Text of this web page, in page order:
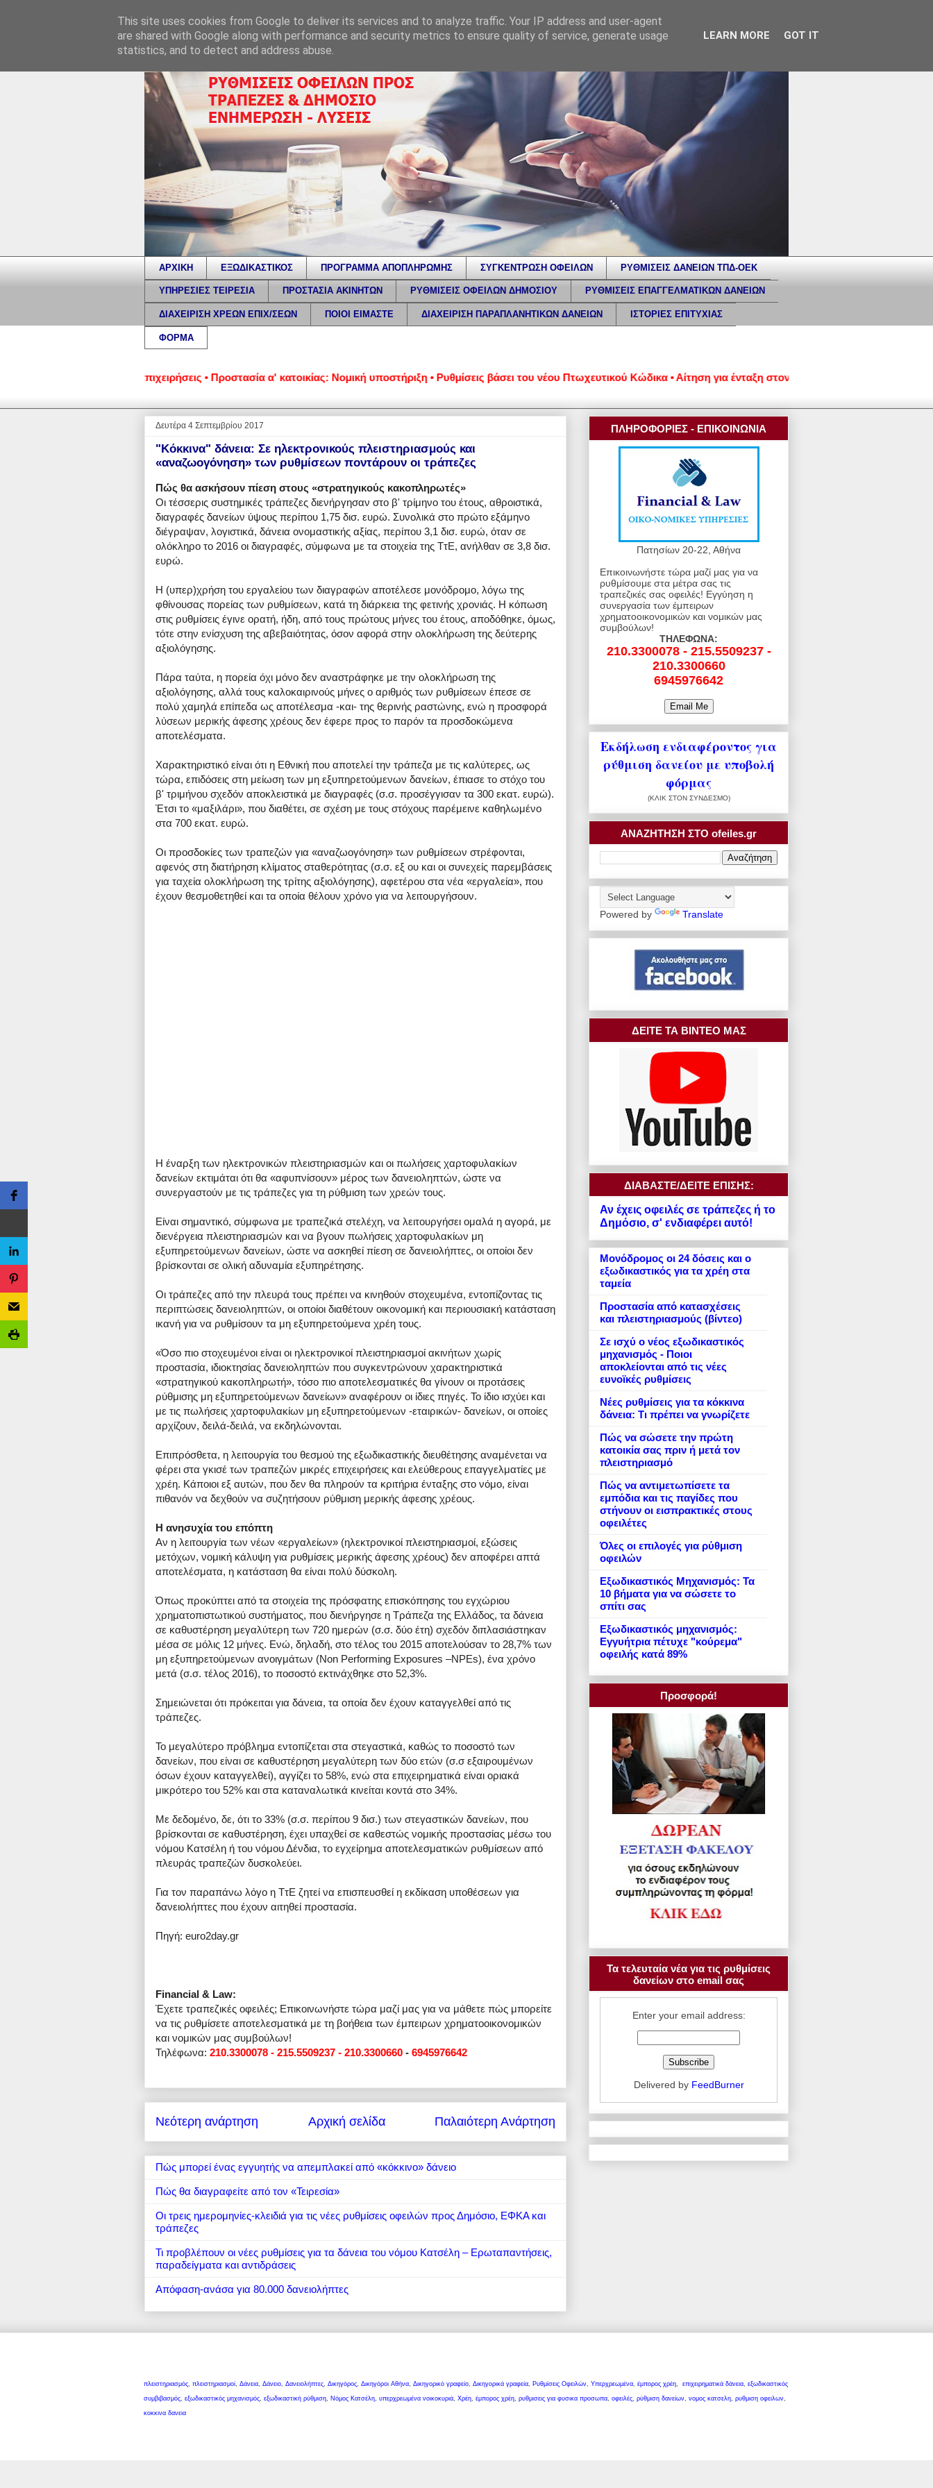
ΑΡΧΙΚΗ ΕΞΩΔΙΚΑΣΤΙΚΟΣ ΠΡΟΓΡΑΜΜΑ ΑΠΟΠΛΗΡΩΜΗΣ ΣΥΓΚΕΝΤΡΩΣΗ ΟΦΕΙΛΩΝ ΡΥΘΜΙΣΕΙΣ ΔΑΝΕΙΩΝ ΤΠΔ-ΟΕΚ
ΥΠΗΡΕΣΙΕΣ ΤΕΙΡΕΣΙΑ ΠΡΟΣΤΑΣΙΑ ΑΚΙΝΗΤΩΝ ΡΥΘΜΙΣΕΙΣ ΟΦΕΙΛΩΝ ΔΗΜΟΣΙΟΥ ΡΥΘΜΙΣΕΙΣ ΕΠΑΓΓΕΛΜΑΤΙΚΩΝ ΔΑΝΕΙΩΝ
ΔΙΑΧΕΙΡΙΣΗ ΧΡΕΩΝ ΕΠΙΧ/ΣΕΩΝ ΠΟΙΟΙ ΕΙΜΑΣΤΕ ΔΙΑΧΕΙΡΙΣΗ ΠΑΡΑΠΛΑΝΗΤΙΚΩΝ ΔΑΝΕΙΩΝ ΙΣΤΟΡΙΕΣ ΕΠΙΤΥΧΙΑΣ
ΦΟΡΜΑ
νοικοκυριά και επιχειρήσεις • Προστασία α' κατοικίας: Νομική υποστήριξη • Ρυθμίσεις βάσει του νέου Πτωχευτικού Κώδικα • Αίτηση για ένταξη στον νέο εξωδικαστικό μηχανισμό
Δευτέρα 4 Σεπτεμβρίου 2017
"Κόκκινα" δάνεια: Σε ηλεκτρονικούς πλειστηριασμούς και
«αναζωογόνηση» των ρυθμίσεων ποντάρουν οι τράπεζες
Πώς θα ασκήσουν πίεση στους «στρατηγικούς κακοπληρωτές»
Οι τέσσερις συστημικές τράπεζες διενήργησαν στο β' τρίμηνο του έτους, αθροιστικά,
διαγραφές δανείων ύψους περίπου 1,75 δισ. ευρώ. Συνολικά στο πρώτο εξάμηνο
διέγραψαν, λογιστικά, δάνεια ονομαστικής αξίας, περίπου 3,1 δισ. ευρώ, όταν σε
ολόκληρο το 2016 οι διαγραφές, σύμφωνα με τα στοιχεία της ΤτΕ, ανήλθαν σε 3,8 δισ.
ευρώ.
Η (υπερ)χρήση του εργαλείου των διαγραφών αποτέλεσε μονόδρομο, λόγω της
φθίνουσας πορείας των ρυθμίσεων, κατά τη διάρκεια της φετινής χρονιάς. Η κόπωση
στις ρυθμίσεις έγινε ορατή, ήδη, από τους πρώτους μήνες του έτους, αποδόθηκε, όμως,
τότε στην ενίσχυση της αβεβαιότητας, όσον αφορά στην ολοκλήρωση της δεύτερης
αξιολόγησης.
Πάρα ταύτα, η πορεία όχι μόνο δεν αναστράφηκε με την ολοκλήρωση της
αξιολόγησης, αλλά τους καλοκαιρινούς μήνες ο αριθμός των ρυθμίσεων έπεσε σε
πολύ χαμηλά επίπεδα ως αποτέλεσμα -και- της θερινής ραστώνης, ενώ η προσφορά
λύσεων μερικής άφεσης χρέους δεν έφερε προς το παρόν τα προσδοκώμενα
αποτελέσματα.
Χαρακτηριστικό είναι ότι η Εθνική που αποτελεί την τράπεζα με τις καλύτερες, ως
τώρα, επιδόσεις στη μείωση των μη εξυπηρετούμενων δανείων, έπιασε το στόχο του
β' τριμήνου σχεδόν αποκλειστικά με διαγραφές (σ.σ. προσέγγισαν τα 300 εκατ. ευρώ).
Έτσι το «μαξιλάρι», που διαθέτει, σε σχέση με τους στόχους παρέμεινε καθηλωμένο
στα 700 εκατ. ευρώ.
Οι προσδοκίες των τραπεζών για «αναζωογόνηση» των ρυθμίσεων στρέφονται,
αφενός στη διατήρηση κλίματος σταθερότητας (σ.σ. εξ ου και οι συνεχείς παρεμβάσεις
για ταχεία ολοκλήρωση της τρίτης αξιολόγησης), αφετέρου στα νέα «εργαλεία», που
έχουν θεσμοθετηθεί και τα οποία θέλουν χρόνο για να λειτουργήσουν.
Η έναρξη των ηλεκτρονικών πλειστηριασμών και οι πωλήσεις χαρτοφυλακίων
δανείων εκτιμάται ότι θα «αφυπνίσουν» μέρος των δανειοληπτών, ώστε να
συνεργαστούν με τις τράπεζες για τη ρύθμιση των χρεών τους.
Είναι σημαντικό, σύμφωνα με τραπεζικά στελέχη, να λειτουργήσει ομαλά η αγορά, με
διενέργεια πλειστηριασμών και να βγουν πωλήσεις χαρτοφυλακίων μη
εξυπηρετούμενων δανείων, ώστε να ασκηθεί πίεση σε δανειολήπτες, οι οποίοι δεν
βρίσκονται σε ολική αδυναμία εξυπηρέτησης.
Οι τράπεζες από την πλευρά τους πρέπει να κινηθούν στοχευμένα, εντοπίζοντας τις
περιπτώσεις δανειοληπτών, οι οποίοι διαθέτουν οικονομική και περιουσιακή κατάσταση
ικανή για να ρυθμίσουν τα μη εξυπηρετούμενα χρέη τους.
«Όσο πιο στοχευμένοι είναι οι ηλεκτρονικοί πλειστηριασμοί ακινήτων χωρίς
προστασία, ιδιοκτησίας δανειοληπτών που συγκεντρώνουν χαρακτηριστικά
«στρατηγικού κακοπληρωτή», τόσο πιο αποτελεσματικές θα γίνουν οι προτάσεις
ρύθμισης μη εξυπηρετούμενων δανείων» αναφέρουν οι ίδιες πηγές. Το ίδιο ισχύει και
με τις πωλήσεις χαρτοφυλακίων μη εξυπηρετούμενων -εταιρικών- δανείων, οι οποίες
αρχίζουν, δειλά-δειλά, να εκδηλώνονται.
Επιπρόσθετα, η λειτουργία του θεσμού της εξωδικαστικής διευθέτησης αναμένεται να
φέρει στα γκισέ των τραπεζών μικρές επιχειρήσεις και ελεύθερους επαγγελματίες με
χρέη. Κάποιοι εξ αυτών, που δεν θα πληρούν τα κριτήρια ένταξης στο νόμο, είναι
πιθανόν να δεχθούν να συζητήσουν ρύθμιση μερικής άφεσης χρέους.
Η ανησυχία του επόπτη
Αν η λειτουργία των νέων «εργαλείων» (ηλεκτρονικοί πλειστηριασμοί, εξώσεις
μετόχων, νομική κάλυψη για ρυθμίσεις μερικής άφεσης χρέους) δεν αποφέρει απτά
αποτελέσματα, η κατάσταση θα είναι πολύ δύσκολη.
Όπως προκύπτει από τα στοιχεία της πρόσφατης επισκόπησης του εγχώριου
χρηματοπιστωτικού συστήματος, που διενήργησε η Τράπεζα της Ελλάδος, τα δάνεια
σε καθυστέρηση μεγαλύτερη των 720 ημερών (σ.σ. δύο έτη) σχεδόν διπλασιάστηκαν
μέσα σε μόλις 12 μήνες. Ενώ, δηλαδή, στο τέλος του 2015 αποτελούσαν το 28,7% των
μη εξυπηρετούμενων ανοιγμάτων (Non Performing Exposures –NPEs), ένα χρόνο
μετά (σ.σ. τέλος 2016), το ποσοστό εκτινάχθηκε στο 52,3%.
Σημειώνεται ότι πρόκειται για δάνεια, τα οποία δεν έχουν καταγγελθεί από τις
τράπεζες.
Το μεγαλύτερο πρόβλημα εντοπίζεται στα στεγαστικά, καθώς το ποσοστό των
δανείων, που είναι σε καθυστέρηση μεγαλύτερη των δύο ετών (σ.σ εξαιρουμένων
όσων έχουν καταγγελθεί), αγγίζει το 58%, ενώ στα επιχειρηματικά είναι οριακά
μικρότερο του 52% και στα καταναλωτικά κινείται κοντά στο 34%.
Με δεδομένο, δε, ότι το 33% (σ.σ. περίπου 9 δισ.) των στεγαστικών δανείων, που
βρίσκονται σε καθυστέρηση, έχει υπαχθεί σε καθεστώς νομικής προστασίας μέσω του
νόμου Κατσέλη ή του νόμου Δένδια, το εγχείρημα αποτελεσματικών ρυθμίσεων από
πλευράς τραπεζών δυσκολεύει.
Για τον παραπάνω λόγο η ΤτΕ ζητεί να επισπευσθεί η εκδίκαση υποθέσεων για
δανειολήπτες που έχουν αιτηθεί προστασία.
Πηγή: euro2day.gr
Financial & Law:
Έχετε τραπεζικές οφειλές; Επικοινωνήστε τώρα μαζί μας για να μάθετε πώς μπορείτε
να τις ρυθμίσετε αποτελεσματικά με τη βοήθεια των έμπειρων χρηματοοικονομικών
και νομικών μας συμβούλων!
Τηλέφωνα: 210.3300078 - 215.5509237 - 210.3300660 - 6945976642
Νεότερη ανάρτηση Παλαιότερη Ανάρτηση
Αρχική σελίδα
Πώς μπορεί ένας εγγυητής να απεμπλακεί από «κόκκινο» δάνειο
Πώς θα διαγραφείτε από τον «Τειρεσία»
Οι τρεις ημερομηνίες-κλειδιά για τις νέες ρυθμίσεις οφειλών προς Δημόσιο, ΕΦΚΑ και
τράπεζες
Τι προβλέπουν οι νέες ρυθμίσεις για τα δάνεια του νόμου Κατσέλη – Ερωταπαντήσεις,
παραδείγματα και αντιδράσεις
Απόφαση-ανάσα για 80.000 δανειολήπτες
ΠΛΗΡΟΦΟΡΙΕΣ - ΕΠΙΚΟΙΝΩΝΙΑ
Πατησίων 20-22, Αθήνα
Επικοινωνήστε τώρα μαζί μας για να
ρυθμίσουμε στα μέτρα σας τις
τραπεζικές σας οφειλές! Εγγύηση η
συνεργασία των έμπειρων
χρηματοοικονομικών και νομικών μας
συμβούλων!
ΤΗΛΕΦΩΝΑ:
210.3300078 - 215.5509237 -
210.3300660
6945976642
Εκδήλωση ενδιαφέροντος για
ρύθμιση δανείου με υποβολή
φόρμας
(ΚΛΙΚ ΣΤΟΝ ΣΥΝΔΕΣΜΟ)
ΑΝΑΖΗΤΗΣΗ ΣΤΟ ofeiles.gr
Powered by Translate
ΔΕΙΤΕ ΤΑ ΒΙΝΤΕΟ ΜΑΣ
ΔΙΑΒΑΣΤΕ/ΔΕΙΤΕ ΕΠΙΣΗΣ:
Αν έχεις οφειλές σε τράπεζες ή το
Δημόσιο, σ' ενδιαφέρει αυτό!
Μονόδρομος οι 24 δόσεις και ο
εξωδικαστικός για τα χρέη στα
ταμεία
Προστασία από κατασχέσεις
και πλειστηριασμούς (βίντεο)
Σε ισχύ ο νέος εξωδικαστικός
μηχανισμός - Ποιοι
αποκλείονται από τις νέες
ευνοϊκές ρυθμίσεις
Νέες ρυθμίσεις για τα κόκκινα
δάνεια: Τι πρέπει να γνωρίζετε
Πώς να σώσετε την πρώτη
κατοικία σας πριν ή μετά τον
πλειστηριασμό
Πώς να αντιμετωπίσετε τα
εμπόδια και τις παγίδες που
στήνουν οι εισπρακτικές στους
οφειλέτες
Όλες οι επιλογές για ρύθμιση
οφειλών
Εξωδικαστικός Μηχανισμός: Τα
10 βήματα για να σώσετε το
σπίτι σας
Εξωδικαστικός μηχανισμός:
Εγγυήτρια πέτυχε "κούρεμα"
οφειλής κατά 89%
Προσφορά!
Τα τελευταία νέα για τις ρυθμίσεις
δανείων στο email σας
Enter your email address:
Delivered by FeedBurner
πλειστηριασμός, πλειστηριασμοί, Δάνεια, Δάνειο, Δανειολήπτες, Δικηγόρος, Δικηγόροι Αθήνα, Δικηγορικό γραφείο, Δικηγορικά γραφεία, Ρυθμίσεις Οφειλών, Υπερχρεωμένα, έμπορος χρέη, επιχειρηματικά δάνεια, εξωδικαστικός
συμβιβασμός, εξωδικαστικός μηχανισμός, εξωδικαστική ρύθμιση, Νόμος Κατσέλη, υπερχρεωμένα νοικοκυριά, Χρέη, έμπορος χρέη, ρυθμισεις για φυσικα προσωπα, οφειλές, ρύθμιση δανείων, νομος κατσελη, ρυθμιση οφειλων,
κοκκινα δανεια
This site uses cookies from Google to deliver its services and to analyze traffic. Your IP address and user-agent
are shared with Google along with performance and security metrics to ensure quality of service, generate usage
statistics, and to detect and address abuse.
LEARN MORE GOT IT